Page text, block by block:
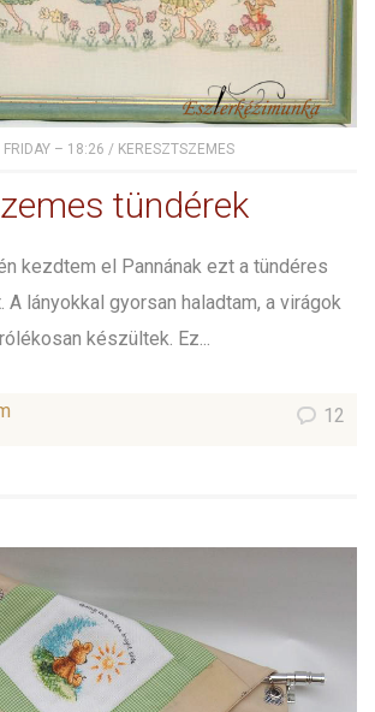
– 18:26 / KERESZTSZEMES
tündérek
kezdtem el Pannának ezt a tündéres
lányokkal gyorsan haladtam, a virágok
készültek. Ez...
12